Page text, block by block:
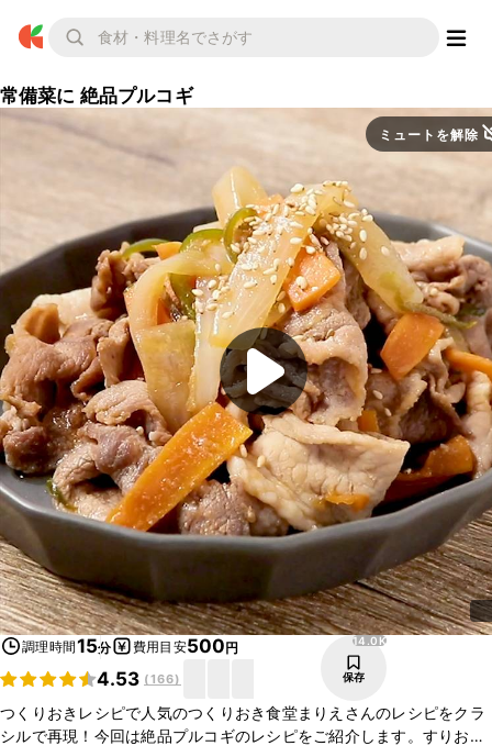
常備菜に 絶品プルコギ
ミュートを解除
調理時間15分 費用目安500円
4.53 (166)
14.0K
保存
つくりおきレシピで人気のつくりおき食堂まりえさんのレシピをクラ
シルで再現！今回は絶品プルコギのレシピをご紹介します。すりおろ